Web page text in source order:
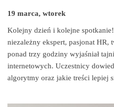
19 marca, wtorek
Kolejny dzień i kolejne
niezależny ekspert, pasjonat HR,
ponad trzy godziny wyjaśniał
internetowych. Uczestnicy
algorytmy oraz jakie treści lepiej